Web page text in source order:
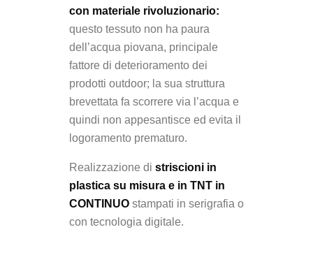
con materiale rivoluzionario:
questo tessuto non ha paura
dell’acqua piovana, principale
fattore di deterioramento dei
prodotti outdoor; la sua struttura
brevettata fa scorrere via l’acqua e
quindi non appesantisce ed evita il
logoramento prematuro.
Realizzazione di striscioni in
plastica su misura e in TNT in
CONTINUO stampati in serigrafia o
con tecnologia digitale.